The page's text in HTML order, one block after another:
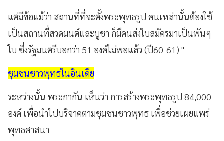
แต่มีข้อแม้ว่า สถานที่ที่จะตั้งพระพุทธรูป คนเหล่านั้นต้องใช้
เป็นสถานที่สวดมนต์และบูชา ก็มีคนส่งใบสมัครมาเป็นพันๆ
ใบ ซึ่งรัฐมนตรีบอกว่า 51 องค์ไม่พอแล้ว (ปี60-61) "
ชุมชนชาวพุทธในอินเดีย
ระหว่างนั้น พระกากัน เห็นว่า การสร้างพระพุทธรูป 84,000
องค์ เพื่อนำไปบริจาคตามชุมชนชาวพุทธ เพื่อช่วยเผยแพร่
พุทธศาสนา